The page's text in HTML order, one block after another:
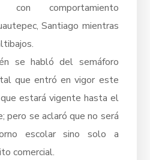
con comportamiento
Santiago mientras
se habló del semáforo
que entró en vigor este
estará vigente hasta el
pero se aclaró que no será
escolar sino solo a
comercial.